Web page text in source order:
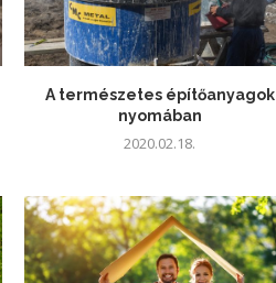
A természetes építőanyagok
nyomában
2020.02.18.